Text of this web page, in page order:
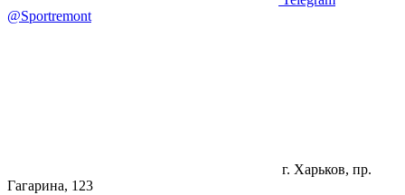
@Sportremont
г. Харьков, пр.
Гагарина, 123